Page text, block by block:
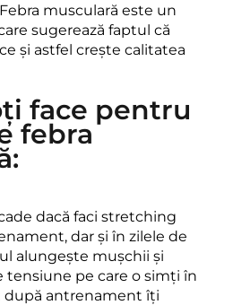
musculară este un
sugerează faptul că
și astfel crește calitatea
face pentru
febra
dacă faci stretching
dar și în zilele de
alungește mușchii și
tensiune pe care o simți în
antrenament îți